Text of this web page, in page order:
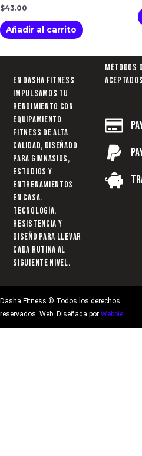
$43.00
Añadir al carrito
En Dasha Fitness
impulsamos tu
rendimiento con
equipamiento
fitness de alta
calidad, diseñado
para gimnasios,
estudios y
entrenamientos
en casa.
Tecnología,
resistencia y
diseño para llevar
cada rutina al
siguiente nivel.
Métodos
aceptados
Dasha Fitness © Todos los derechos
reservados. Web Diseñada por Webbie